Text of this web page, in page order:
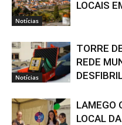
Notícias
LOCAIS
Notícias
TORRE
REDE
LAMEGO
LOCAL